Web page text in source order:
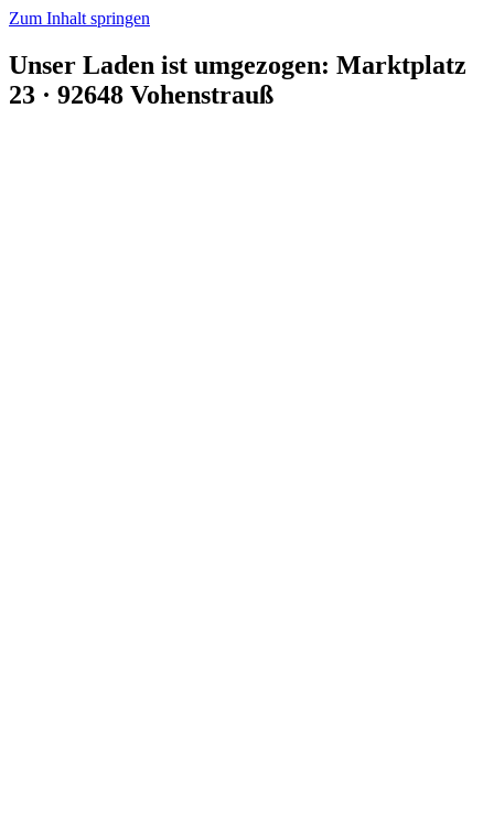
Zum Inhalt springen
Unser Laden ist umgezogen: Marktplatz
23 · 92648 Vohenstrauß